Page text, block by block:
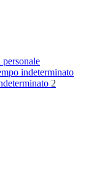
indeterminato
2